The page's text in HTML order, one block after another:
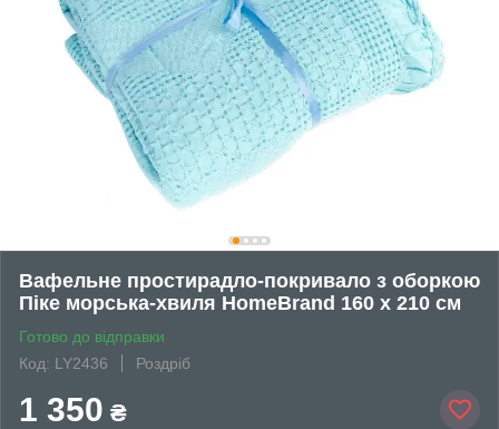
Вафельне простирадло-покривало з оборкою
Піке морська-хвиля HomeBrand 160 х 210 см
Готово до відправки
Код: LY2436
Роздріб
1 350 ₴